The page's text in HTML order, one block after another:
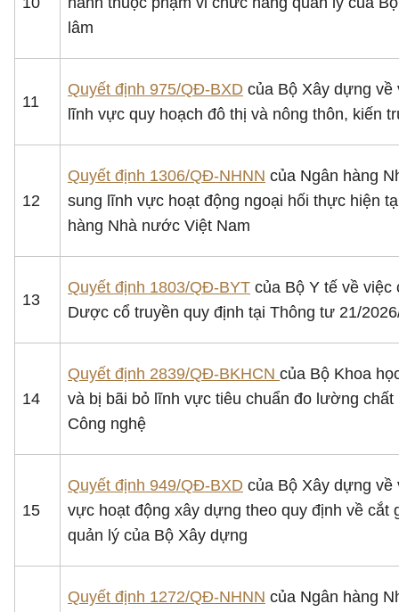
lâm
11
Quyết định 975/QĐ-BXD của Bộ Xây dựng
lĩnh vực quy hoạch đô thị và nông thôn, kiến
12
Quyết định 1306/QĐ-NHNN của Ngân hàng
sung lĩnh vực hoạt động ngoại hối thực hiện
hàng Nhà nước Việt Nam
13
Quyết định 1803/QĐ-BYT của Bộ Y tế về
Dược cổ truyền quy định tại Thông tư 21/
14
Quyết định 2839/QĐ-BKHCN của Bộ Khoa
và bị bãi bỏ lĩnh vực tiêu chuẩn đo lường
Công nghệ
15
Quyết định 949/QĐ-BXD của Bộ Xây dựng
vực hoạt động xây dựng theo quy định về
quản lý của Bộ Xây dựng
Quyết định 1272/QĐ-NHNN của Ngân hàng